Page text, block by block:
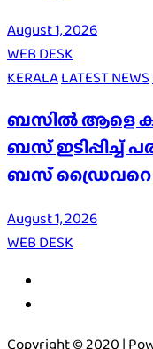
August 1, 2026
WEB DESK
KERALALATEST NEWS
ബസിൽ ആളെ
ബസ് ഇടിപ്പിച്ച്
ബസ് ഡ്രൈവറെ
August 1, 2026
WEB DESK
Copyright © 2020 |